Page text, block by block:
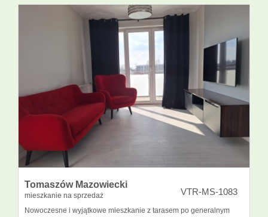
Tomaszów Mazowiecki
mieszkanie na sprzedaż VTR-MS-1083
Nowoczesne i wyjątkowe mieszkanie z tarasem po generalnym